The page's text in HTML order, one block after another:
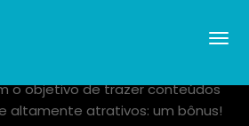
o objetivo de trazer conteúdos
altamente atrativos: um bônus!